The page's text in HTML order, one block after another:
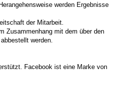
werden Ergebnisse
der Mitarbeit.
Zusammenhang mit dem über den
werden.
Facebook ist eine Marke von